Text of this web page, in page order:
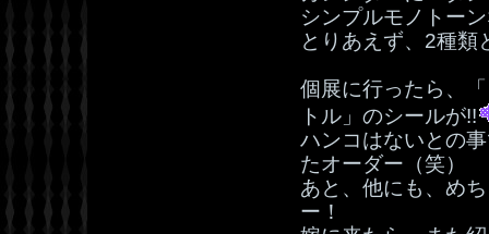
シンプルモノトー
とりあえず、2種類
個展に行ったら、
トル」のシールが!!
ハンコはないとの
たオーダー（笑）
あと、他にも、め
ー！